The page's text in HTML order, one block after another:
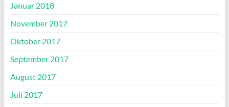
Januar 2018
November 2017
Oktober 2017
September 2017
August 2017
Juli 2017